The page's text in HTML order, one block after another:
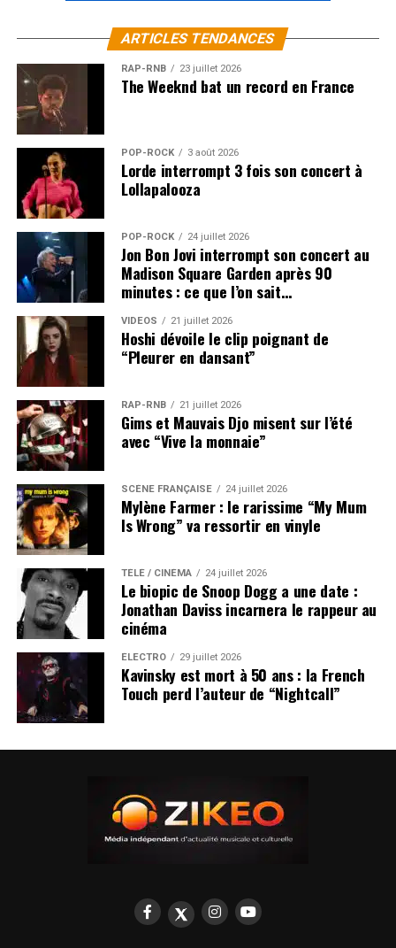
ARTICLES TENDANCES
RAP-RNB 23 juillet 2026
The Weeknd bat un record en France
POP-ROCK 3 août 2026
Lorde interrompt 3 fois son concert à
Lollapalooza
POP-ROCK 24 juillet 2026
Jon Bon Jovi interrompt son concert au
Madison Square Garden après 90
minutes : ce que l’on sait…
VIDEOS 21 juillet 2026
Hoshi dévoile le clip poignant de
“Pleurer en dansant”
RAP-RNB 21 juillet 2026
Gims et Mauvais Djo misent sur l’été
avec “Vive la monnaie”
SCÈNE FRANÇAISE 24 juillet 2026
Mylène Farmer : le rarissime “My Mum
Is Wrong” va ressortir en vinyle
TÉLÉ / CINÉMA 24 juillet 2026
Le biopic de Snoop Dogg a une date :
Jonathan Daviss incarnera le rappeur au
cinéma
ÉLECTRO 29 juillet 2026
Kavinsky est mort à 50 ans : la French
Touch perd l’auteur de “Nightcall”